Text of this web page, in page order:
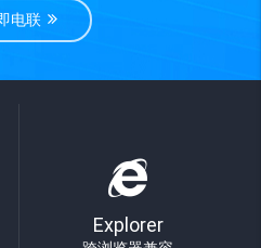
电联
Explorer